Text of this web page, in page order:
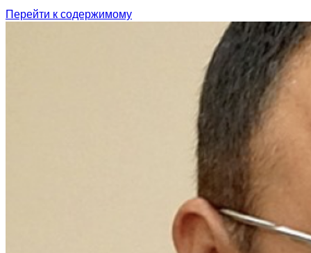
Перейти к содержимому